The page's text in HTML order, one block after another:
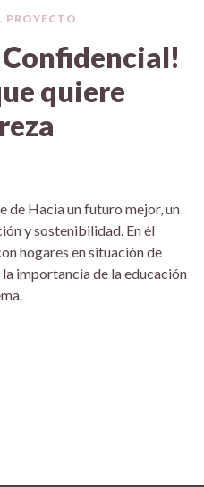
PROYECTO
Confidencial!
quiere
Hacia un futuro mejor, un
y sostenibilidad. En él
hogares en situación de
importancia de la educación